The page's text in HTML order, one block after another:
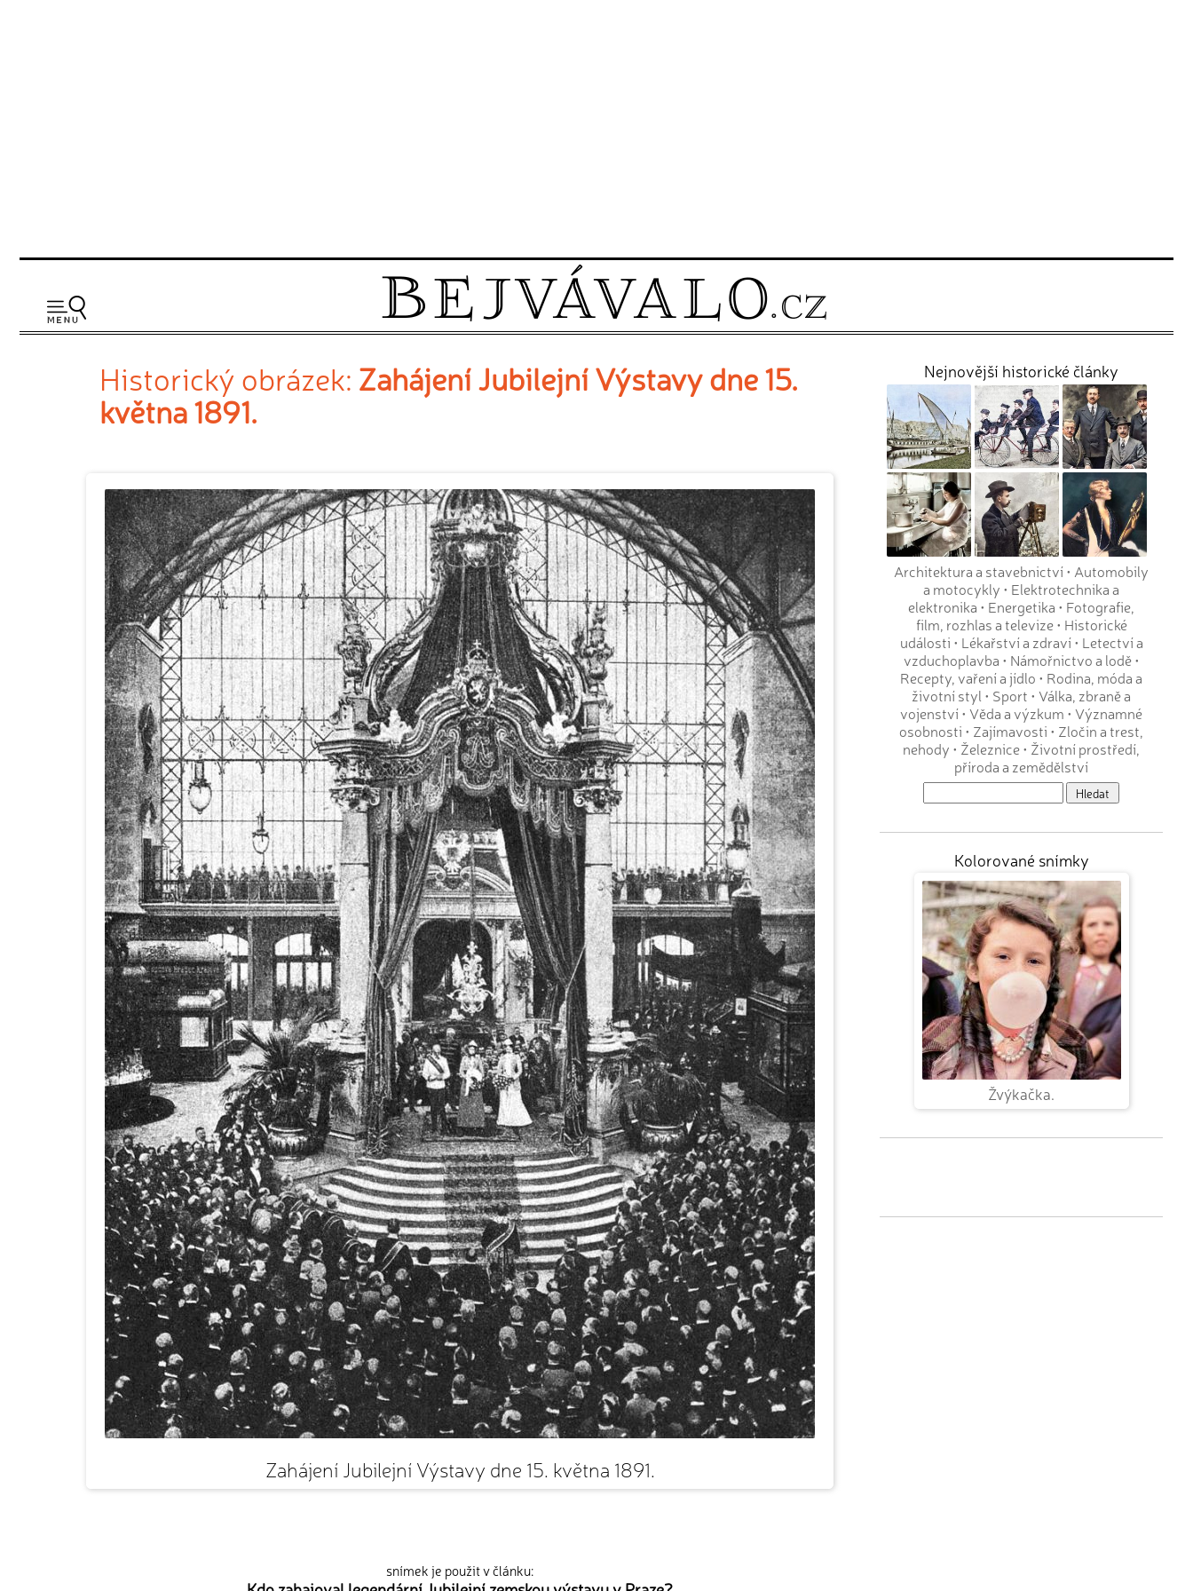
Historický obrázek: Zahájení Jubilejní Výstavy dne 15.
května 1891.
Zahájení Jubilejní Výstavy dne 15. května 1891.
snímek je použit v článku:
Nejnovější historické články
Architektura a stavebnictví• Automobily
a motocykly • Elektrotechnika a
elektronika • Energetika • Fotografie,
film, rozhlas a televize• Historické
události • Lékařství a zdraví• Letectví a
vzduchoplavba • Námořnictvo a lodě•
Recepty, vaření a jídlo • Rodina, móda a
životní styl • Sport • Válka, zbraně a
vojenství• Věda a výzkum • Významné
osobnosti • Zajímavosti • Zločin a trest,
nehody • Železnice• Životní prostředí,
příroda a zemědělství
Kolorované snímky
Žvýkačka.